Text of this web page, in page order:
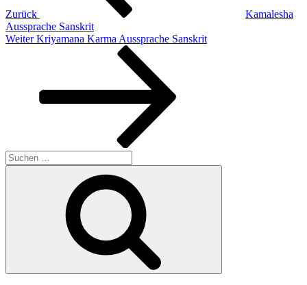
Zurück
Kamalesha
Aussprache Sanskrit
Nächster
Weiter Kriyamana Karma Aussprache Sanskrit
Suchen
nach: